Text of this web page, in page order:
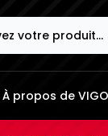
À propos de